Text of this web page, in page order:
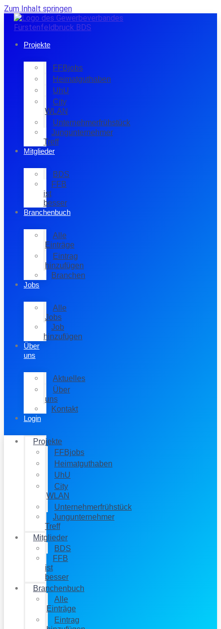
Zum Inhalt springen
Projekte
FFBjobs
Heimatguthaben
UhU
City
WLAN
Unternehmerfrühstück
Jungunternehmer
Treff
Mitglieder
BDS
FFB
ist
besser
Branchenbuch
Alle
Einträge
Eintrag
hinzufügen
Branchen
Jobs
Alle
Jobs
Job
hinzufügen
Über
uns
Aktuelles
Über
uns
Kontakt
Login
Projekte
FFBjobs
Heimatguthaben
UhU
City
WLAN
Unternehmerfrühstück
Jungunternehmer
Treff
Mitglieder
BDS
FFB
ist
besser
Branchenbuch
Alle
Einträge
Eintrag